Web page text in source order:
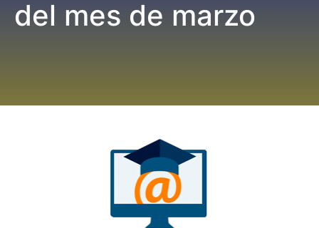
del mes de marzo